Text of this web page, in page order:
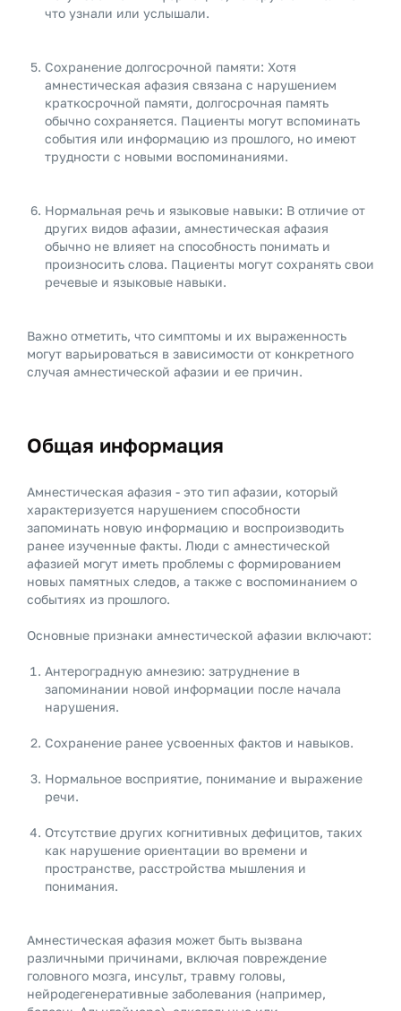
что узнали или услышали.
Сохранение долгосрочной памяти: Хотя
амнестическая афазия связана с нарушением
краткосрочной памяти, долгосрочная память
обычно сохраняется. Пациенты могут вспоминать
события или информацию из прошлого, но имеют
трудности с новыми воспоминаниями.
Нормальная речь и языковые навыки: В отличие от
других видов афазии, амнестическая афазия
обычно не влияет на способность понимать и
произносить слова. Пациенты могут сохранять свои
речевые и языковые навыки.
Важно отметить, что симптомы и их выраженность
могут варьироваться в зависимости от конкретного
случая амнестической афазии и ее причин.
Общая информация
Амнестическая афазия - это тип афазии, который
характеризуется нарушением способности
запоминать новую информацию и воспроизводить
ранее изученные факты. Люди с амнестической
афазией могут иметь проблемы с формированием
новых памятных следов, а также с воспоминанием о
событиях из прошлого.
Основные признаки амнестической афазии включают:
Антероградную амнезию: затруднение в
запоминании новой информации после начала
нарушения.
Сохранение ранее усвоенных фактов и навыков.
Нормальное восприятие, понимание и выражение
речи.
Отсутствие других когнитивных дефицитов, таких
как нарушение ориентации во времени и
пространстве, расстройства мышления и
понимания.
Амнестическая афазия может быть вызвана
различными причинами, включая повреждение
головного мозга, инсульт, травму головы,
нейродегенеративные заболевания (например,